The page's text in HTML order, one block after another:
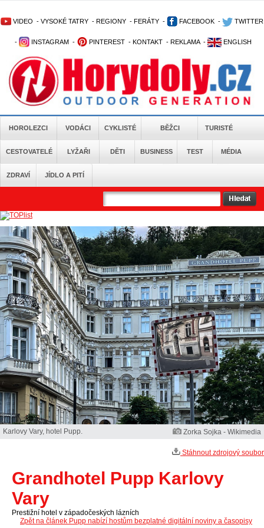
VIDEO - VYSOKÉ TATRY - REGIONY - FERÁTY - FACEBOOK - TWITTER
- INSTAGRAM - PINTEREST - KONTAKT - REKLAMA - ENGLISH
HOROLEZCI VODÁCI CYKLISTÉ BĚŽCI TURISTÉ
CESTOVATELÉ LYŽAŘI DĚTI BUSINESS TEST MÉDIA
ZDRAVÍ JÍDLO A PITÍ
Karlovy Vary, hotel Pupp. Zorka Sojka - Wikimedia
Stáhnout zdrojový soubor
Grandhotel Pupp Karlovy
Vary
Prestižní hotel v západočeských lázních
Zpět na článek Pupp nabízí hostům bezplatné digitální noviny a časopisy